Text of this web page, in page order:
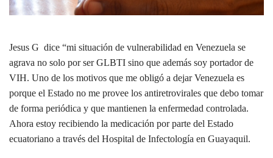
Jesus G dice “mi situación de vulnerabilidad en Venezuela se
agrava no solo por ser GLBTI sino que además soy portador de
VIH. Uno de los motivos que me obligó a dejar Venezuela es
porque el Estado no me provee los antiretrovirales que debo tomar
de forma periódica y que mantienen la enfermedad controlada.
Ahora estoy recibiendo la medicación por parte del Estado
ecuatoriano a través del Hospital de Infectología en Guayaquil.